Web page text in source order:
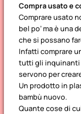
Compra usatoe
Comprare usato
bel po’ ma è una
che si possano
Infatti comprare
tutti gli inquinanti
servono per
Un prodotto in
bambù nuovo.
Quante cose di